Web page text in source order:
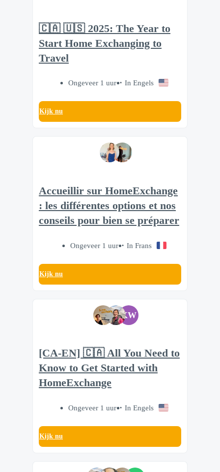
🇨🇦 🇺🇸 2025: The Year to
Start Home Exchanging to
Travel
Ongeveer 1 uur In Engels
Kijk nu
Accueillir sur HomeExchange
: les différentes options et nos
conseils pour bien se préparer
Ongeveer 1 uur In Frans
Kijk nu
KW
[CA-EN] 🇨🇦 All You Need to
Know to Get Started with
HomeExchange
Ongeveer 1 uur In Engels
Kijk nu